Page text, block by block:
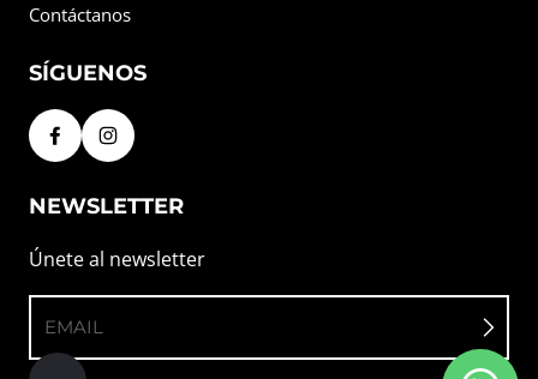
Contáctanos
SÍGUENOS
NEWSLETTER
Únete al newsletter
EMAIL